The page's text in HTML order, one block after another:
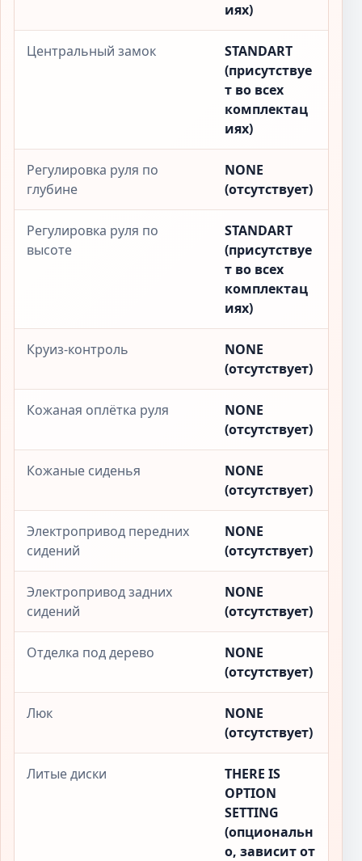
иях)
Центральный замок
STANDART
(присутствуе
т во всех
комплектац
иях)
Регулировка руля по
глубине
NONE
(отсутствует)
Регулировка руля по
высоте
STANDART
(присутствуе
т во всех
комплектац
иях)
Круиз-контроль
NONE
(отсутствует)
Кожаная оплётка руля
NONE
(отсутствует)
Кожаные сиденья
NONE
(отсутствует)
Электропривод передних
сидений
NONE
(отсутствует)
Электропривод задних
сидений
NONE
(отсутствует)
Отделка под дерево
NONE
(отсутствует)
Люк
NONE
(отсутствует)
Литые диски
THERE IS
OPTION
SETTING
(опциональн
о, зависит от